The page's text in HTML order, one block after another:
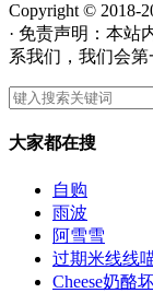
Copyright © 2018-
· 免责声明：本站
系我们，我们会
大家都在搜
自购
雨波
阿雪雪
过期米线线
Cheese奶酪